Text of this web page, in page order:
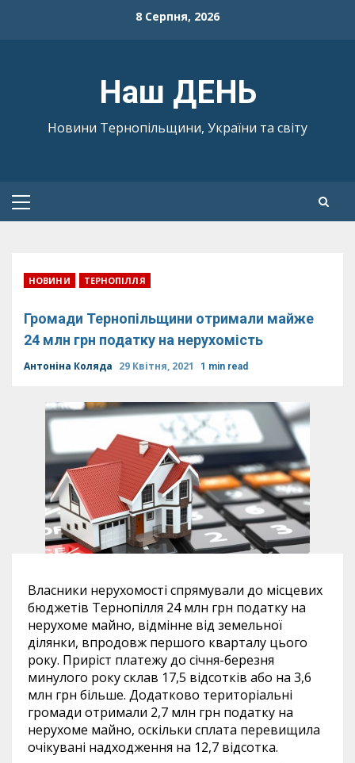
8 Серпня, 2026
Наш ДЕНЬ
Новини Тернопільщини, України та світу
Primary
НОВИНИ ТЕРНОПІЛЛЯ
Громади Тернопільщини отримали майже
24 млн грн податку на нерухомість
Антоніна Коляда 29 Квітня, 2021 1 min read
Власники нерухомості спрямували до місцевих
бюджетів Тернопілля 24 млн грн податку на
нерухоме майно, відмінне від земельної
ділянки, впродовж першого кварталу цього
року. Приріст платежу до січня-березня
минулого року склав 17,5 відсотків або на 3,6
млн грн більше. Додатково територіальні
громади отримали 2,7 млн грн податку на
нерухоме майно, оскільки сплата перевищила
очікувані надходження на 12,7 відсотка.